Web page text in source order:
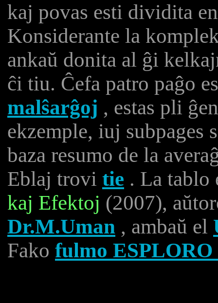
kaj povas esti dividita
Konsiderante la
ankaŭ donita al ĝi
ĉi tiu. Ĉefa patro paĝo
malŝarĝoj , estas pli
ekzemple, iuj subpages
baza resumo de la
Eblaj trovi tie . La tablo
kaj Efektoj (2007),
Dr.M.Uman , ambaŭ el
Fako fulmo ESPLORO